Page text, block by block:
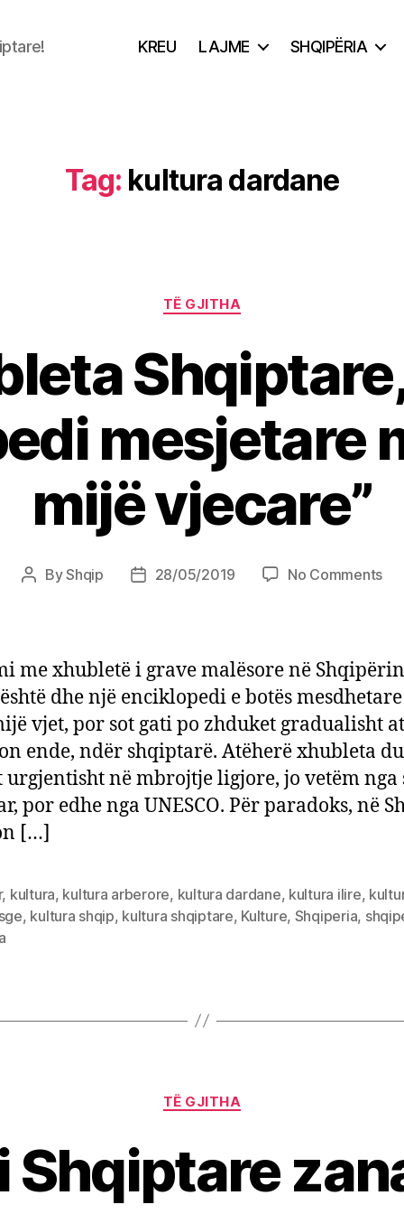
KREU LAJME SHQIPËRIA
Tag: kultura dardane
Categories
TË GJITHA
mesjetare
mijë vjecare”
PostByShqip
Post28/05/2019 No Commentson
mbi
me xhubletë i grave malësore në
dhe një enciklopedi e botës
vjet, por sot gati po zhduket gradualisht
ende, ndër shqiptarë. Atëherë xhubleta
në mbrojtje ligjore, jo vetëm nga
por edhe nga UNESCO. Për paradoks, në
[…]
, kultura, kultura arberore, kultura dardane, kultura ilire,
, kultura shqip, kultura shqiptare, Kulture, Shqiperia,
Categories
TË GJITHA